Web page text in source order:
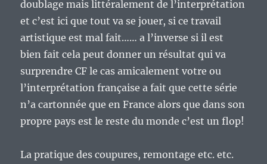
doublage mais littéralement de l’interprétation
et c’est ici que tout va se jouer, si ce travail
artistique est mal fait…… a l’inverse si il est
bien fait cela peut donner un résultat qui va
surprendre CF le cas amicalement votre ou
l’interprétation française a fait que cette série
n’a cartonnée que en France alors que dans son
propre pays est le reste du monde c’est un flop!
La pratique des coupures, remontage etc. etc.